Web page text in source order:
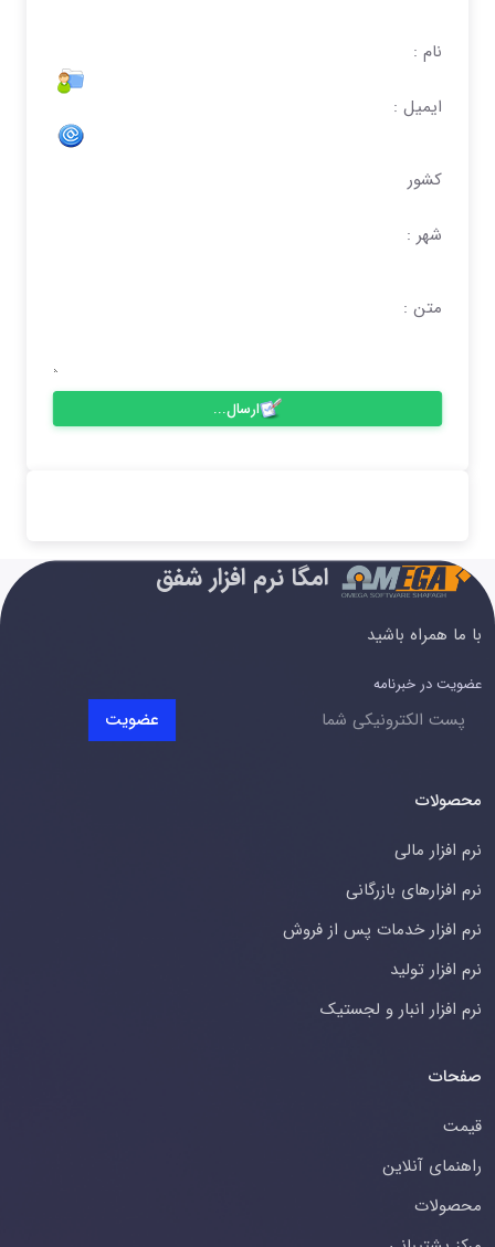
نام :
ایمیل :
کشور
شهر :
متن :
ارسال...
امگا نرم افزار شفق
با ما همراه باشید
عضویت در خبرنامه
عضویت
محصولات
نرم افزار مالی
نرم افزارهای بازرگانی
نرم افزار خدمات پس از فروش
نرم افزار تولید
نرم افزار انبار و لجستیک
صفحات
قیمت
راهنمای آنلاین
محصولات